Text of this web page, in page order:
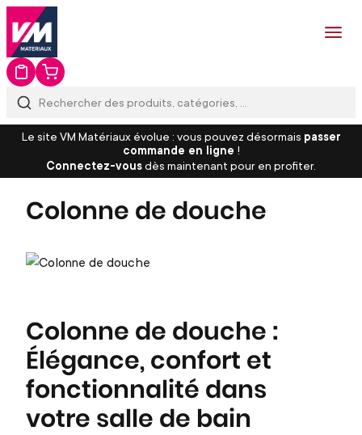
Le site VM Matériaux évolue : vous pouvez désormais passer
commande en ligne !
Connectez-vousdès maintenant pour en profiter.
Colonne de douche
Colonne de douche :
Élégance, confort et
fonctionnalité dans
votre salle de bain